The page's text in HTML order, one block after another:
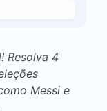
Resolva 4
Messi e